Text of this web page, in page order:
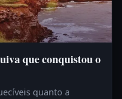
que conquistou o
quanto a